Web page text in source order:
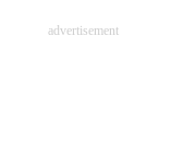
advertisement